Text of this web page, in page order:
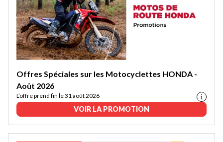
Offres Spéciales sur les Motocyclettes HONDA -
Août 2026
L’offre prend fin le 31 août 2026
VOIR LA PROMOTION